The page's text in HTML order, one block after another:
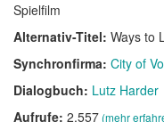
Spielfilm
Alternativ-Titel: Ways to
Synchronfirma: City of
Dialogbuch: Lutz Harder
Aufrufe: 2.557(mehr